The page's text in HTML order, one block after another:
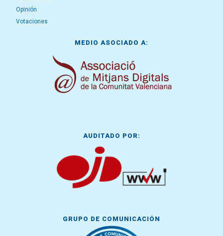
Opinión
Votaciones
MEDIO ASOCIADO A:
AUDITADO POR:
GRUPO DE COMUNICACIÓN